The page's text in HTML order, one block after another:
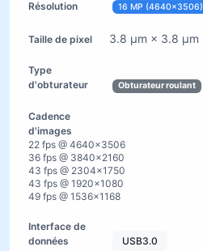
16 MP (4640×3506)
3.8 µm × 3.8 µm
Obturateur roulant
22 fps @ 4640×3506
36 fps @ 3840×2160
43 fps @ 2304×1750
43 fps @ 1920×1080
49 fps @ 1536×1168
USB3.0